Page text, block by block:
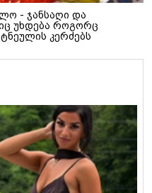
- ჯანსაღი და
უხდება როგორც
კერძებს